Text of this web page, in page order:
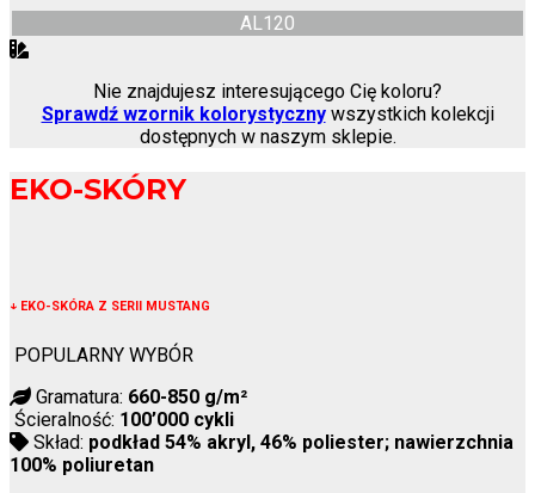
AL120
Nie znajdujesz interesującego Cię koloru?
Sprawdź wzornik kolorystycznywszystkich kolekcji
dostępnych w naszym sklepie.
EKO-SKÓRY
↓ EKO-SKÓRA Z SERII MUSTANG
POPULARNY WYBÓR
Gramatura: 660-850 g/m²
Ścieralność: 100’000 cykli
Skład: podkład 54% akryl, 46% poliester; nawierzchnia
100% poliuretan